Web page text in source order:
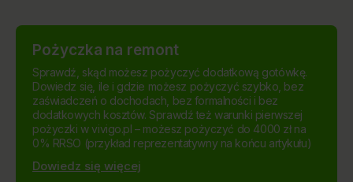
Pożyczka na remont
Sprawdź, skąd możesz pożyczyć dodatkową gotówkę.
Dowiedz się, ile i gdzie możesz pożyczyć szybko, bez
zaświadczeń o dochodach, bez formalności i bez
dodatkowych kosztów. Sprawdź też warunki pierwszej
pożyczki w vivigo.pl – możesz pożyczyć do 4000 zł na
0% RRSO (przykład reprezentatywny na końcu artykułu)
Dowiedz się więcej